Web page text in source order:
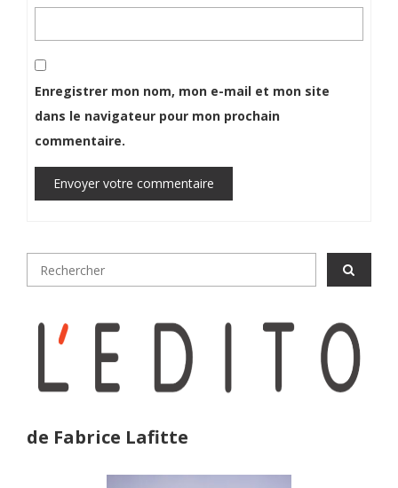
Enregistrer mon nom, mon e-mail et mon site
dans le navigateur pour mon prochain
commentaire.
Envoyer votre commentaire
de Fabrice Lafitte